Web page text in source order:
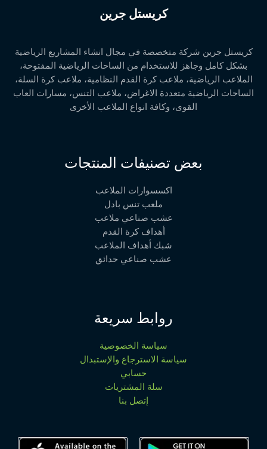
كريستل جرين
كريستل جرين شركة متخصصة في مجال انشاء المشاريع الرياضية
بشكل كامل وجاهز للاستخدام من الساحات الرياضية المفتوحة،
الملاعب الرياضية، ملاعب كرة القدم النظامية، ملاعب كرة السلة،
الساحات الرياضية متعددة الاغراض، ملاعب التنس، مسارات العاب
القوى، وكافة انواع الملاعب الأخرى
بعض تصنيفات المنتجات
اكسسوارات الملاعب
ملعب تنس بادل
عشب صناعي ملاعب
أهداف كرة القدم
شبك أهداف الملاعب
عشب صناعي حدائق
روابط سريعة
سياسة الخصوصية
سياسة الاسترجاع والإستبدال
حسابي
سلة المشتريات
إتصل بنا